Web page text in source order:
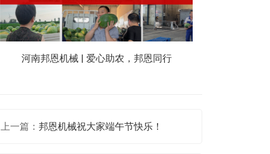
河南邦恩机械 | 爱心助农，邦恩同行
上一篇： 邦恩机械祝大家端午节快乐！